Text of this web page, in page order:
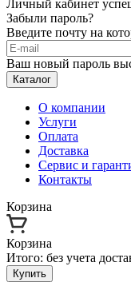
Личный кабинет
Забыли пароль?
Введите почту на
Ваш новый пароль
Каталог
О компании
Услуги
Оплата
Доставка
Сервис и
Контакты
Корзина
Корзина
Итого: без учета
Купить